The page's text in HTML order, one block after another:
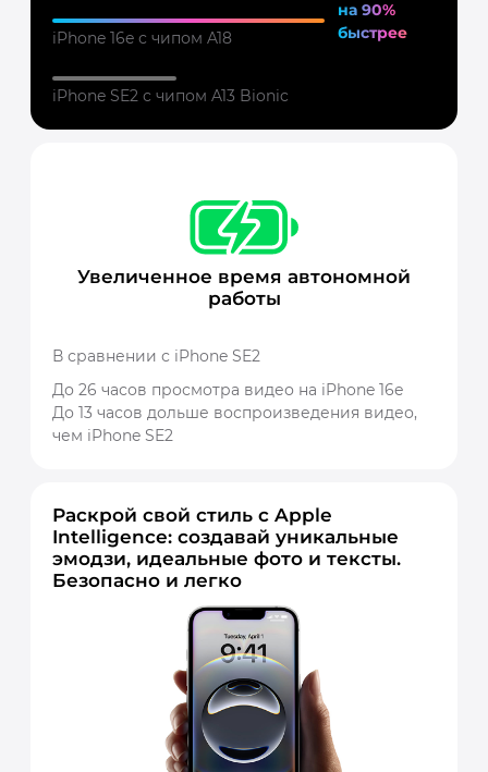
iPhone 16e с чипом A18
на 90%
быстрее
iPhone SE2 с чипом A13 Bionic
Увеличенное время автономной
работы
В сравнении с iPhone SE2
До 26 часов просмотра видео на iPhone 16e
До 13 часов дольше воспроизведения видео,
чем iPhone SE2
Раскрой свой стиль с Apple
Intelligence: создавай уникальные
эмодзи, идеальные фото и тексты.
Безопасно и легко